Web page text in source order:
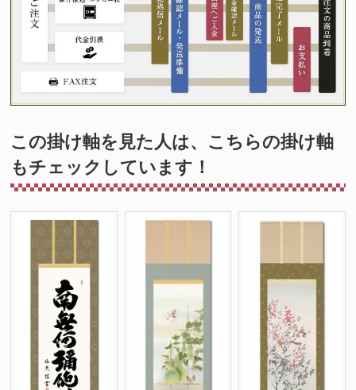
この掛け軸を見た人は、こちらの掛け軸
もチェックしています！